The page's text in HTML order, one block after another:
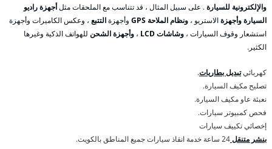
والإلكترونية للسيارة. على سبيل المثال ، قد تتناسب مع الملحقات مثلأجهزة راديو
السيارة وأجهزةالاستريو ، ونظام الملاحة GPS وأجهزةالتتبع ، وعكس الكاميرات وأجهزة
استشعار وقوف السيارات ، وشاشات LCD ، وأجهزة الشحن للهواتف الذكية وغيرها
الكثير.
كهربائيتبديل بطاريات.
تصليح مكيف السيارة.
نعبئة عاو مكيف السيارة.
فحص كمبيوتر سيارات.
إخصائي تكييف سيارات
بنشر متنقل24 ساعة خدمة انقاذ سيارات جميع المناطق بالكويت.